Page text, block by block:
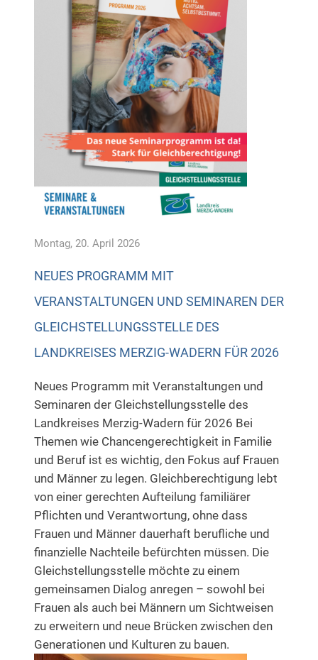
Montag, 20. April 2026
NEUES PROGRAMM MIT
VERANSTALTUNGEN UND SEMINAREN DER
GLEICHSTELLUNGSSTELLE DES
LANDKREISES MERZIG-WADERN FÜR 2026
Neues Programm mit Veranstaltungen und
Seminaren der Gleichstellungsstelle des
Landkreises Merzig-Wadern für 2026 Bei
Themen wie Chancengerechtigkeit in Familie
und Beruf ist es wichtig, den Fokus auf Frauen
und Männer zu legen. Gleichberechtigung lebt
von einer gerechten Aufteilung familiärer
Pflichten und Verantwortung, ohne dass
Frauen und Männer dauerhaft berufliche und
finanzielle Nachteile befürchten müssen. Die
Gleichstellungsstelle möchte zu einem
gemeinsamen Dialog anregen – sowohl bei
Frauen als auch bei Männern um Sichtweisen
zu erweitern und neue Brücken zwischen den
Generationen und Kulturen zu bauen.